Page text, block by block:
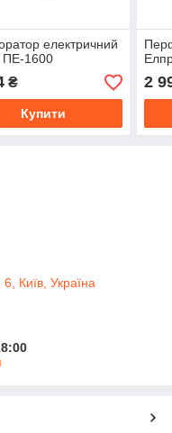
електричний
ПЕ-1600
₴
Купити
2
Київ, Україна